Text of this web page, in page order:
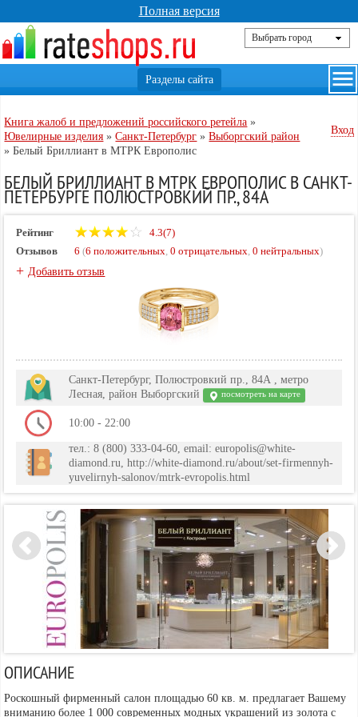
Полная версия
Книга жалоб и предложений российского ретейла »
Ювелирные изделия »Санкт-Петербург »Выборгский район
»Белый Бриллиант в МТРК Европолис
Вход
БЕЛЫЙ БРИЛЛИАНТ В МТРК ЕВРОПОЛИС В САНКТ-
ПЕТЕРБУРГЕ ПОЛЮСТРОВКИЙ ПР., 84А
Рейтинг
4.3(7)
Отзывов
6 (6 положительных,0 отрицательных,0 нейтральных)
+Добавить отзыв
Санкт-Петербург, Полюстровкий пр., 84А , метро
Лесная, район Выборгский
посмотреть на карте
10:00 - 22:00
тел.: 8 (800) 333-04-60, email: europolis@white-
diamond.ru, http://white-diamond.ru/about/set-firmennyh-
yuvelirnyh-salonov/mtrk-evropolis.html
ОПИСАНИЕ
Роскошный фирменный салон площадью 60 кв. м. предлагает Вашему
вниманию более 1 000 современных модных украшений из золота с